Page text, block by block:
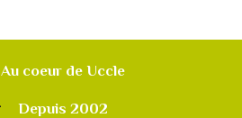
Au coeur de Uccle
Depuis 2002